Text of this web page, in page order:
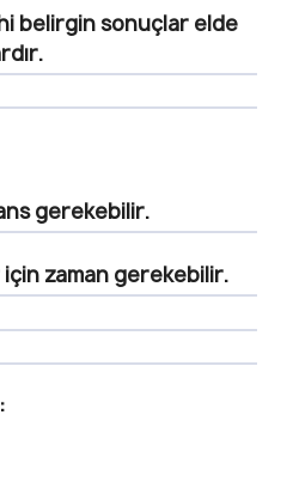
belirgin sonuçlar elde
gerekebilir.
zaman gerekebilir.